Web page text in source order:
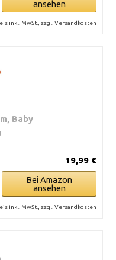
ansehen
inkl. MwSt., zzgl. Versandkosten
Baby
19,99 €
Bei Amazon
ansehen
inkl. MwSt., zzgl. Versandkosten